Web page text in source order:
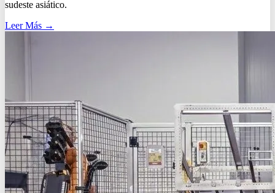
sudeste asiático.
Leer Más →